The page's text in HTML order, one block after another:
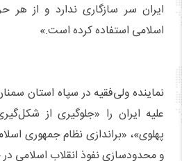
ایران سر سازگاری ندارد و از هر
اسلامی استفاده کرده است.»
نماینده ولی‌فقیه در سپاه استان
علیه ایران را «جلوگیری از
پهلوی»، «براندازی نظام جمهوری
و محدودسازی نفوذ انقلاب اسلامی در